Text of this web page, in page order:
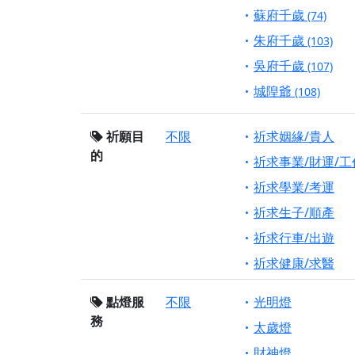
蘇府千歲 (74)
朱府千歲 (103)
吳府千歲 (107)
城隍爺 (108)
祈願目
的
不限
祈求姻緣/貴人
祈求事業/財運/工
祈求學業/考運
祈求生子/順產
祈求行車/出遊
祈求健康/求醫
點燈服
務
不限
光明燈
太歲燈